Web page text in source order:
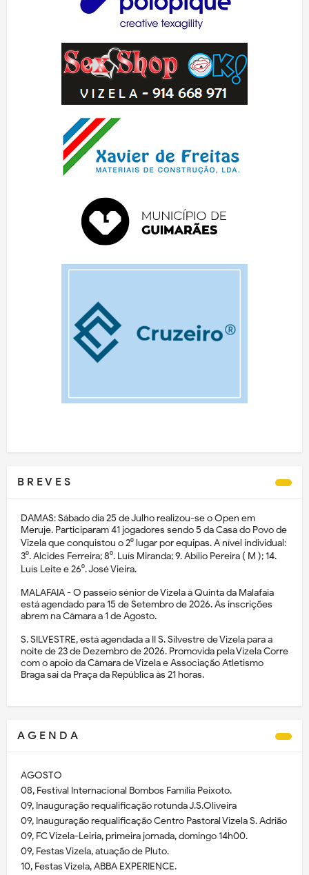
B R E V E S
DAMAS: Sábado dia 25 de Julho realizou-se o Open em
Meruje. Participaram 41 jogadores sendo 5 da Casa do Povo de
Vizela que conquistou o 2⁰ lugar por equipas. A nível individual:
3⁰. Alcides Ferreira; 8⁰. Luís Miranda; 9. Abílio Pereira ( M ); 14.
Luís Leite e 26⁰. José Vieira.
MALAFAIA - O passeio sénior de Vizela à Quinta da Malafaia
está agendado para 15 de Setembro de 2026. As inscrições
abrem na Câmara a 1 de Agosto.
S. SILVESTRE, está agendada a II S. Silvestre de Vizela para a
noite de 23 de Dezembro de 2026. Promovida pela Vizela Corre
com o apoio da Câmara de Vizela e Associação Atletismo
Braga sai da Praça da República às 21 horas.
A G E N D A
AGOSTO
08, Festival Internacional Bombos Família Peixoto.
09, Inauguração requalificação rotunda J.S.Oliveira
09, Inauguração requalificação Centro Pastoral Vizela S. Adrião
09, FC Vizela-Leiria, primeira jornada, domingo 14h00.
09, Festas Vizela, atuação de Pluto.
10, Festas Vizela, ABBA EXPERIENCE.